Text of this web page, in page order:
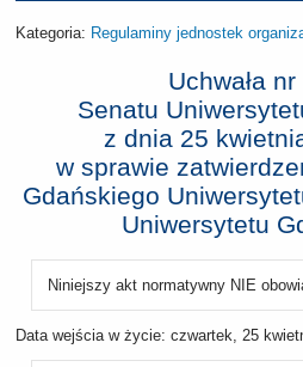
Kategoria: Regulaminy jednostek
Uchwała
Senatu
z dnia 25
w sprawie
Gdańskiego
Uniwersytetu
Niniejszy akt normatywny NIE
Data wejścia w życie: czwartek, 25